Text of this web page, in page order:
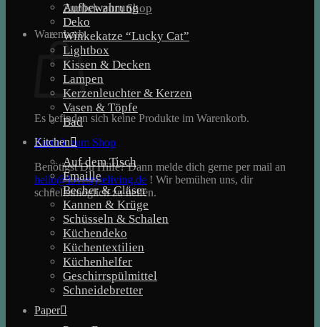
Zurück zum Shop
Warenkorb
Es befinden sich keine Produkte im Warenkorb.
Zurück zum Shop
Benötigst Du Hilfe? Dann melde dich gerne per mail an
hello@lovestyleliving.de ! Wir bemühen uns, dir
schnellstmöglich zu helfen.
Aufbewahrung
Deko
Winkekatze “Lucky Cat”
Lightbox
Kissen & Decken
Lampen
Kerzenleuchter & Kerzen
Vasen & Töpfe
Bad
Kitchen
Auf dem Tisch
Emaille
Becher & Gläser
Kannen & Krüge
Schüsseln & Schalen
Küchendeko
Küchentextilien
Küchenhelfer
Geschirrspülmittel
Schneidebretter
Paper